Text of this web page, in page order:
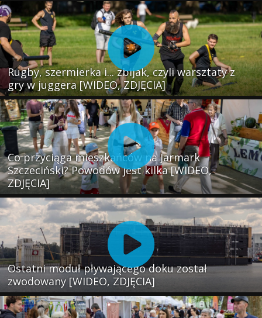
Rugby, szermierka i... zbijak, czyli warsztaty z
gry w juggera [WIDEO, ZDJĘCIA]
Co przyciąga mieszkańców na Jarmark
Szczeciński? Powodów jest kilka [WIDEO,
ZDJĘCIA]
Ostatni moduł pływającego doku został
zwodowany [WIDEO, ZDJĘCIA]